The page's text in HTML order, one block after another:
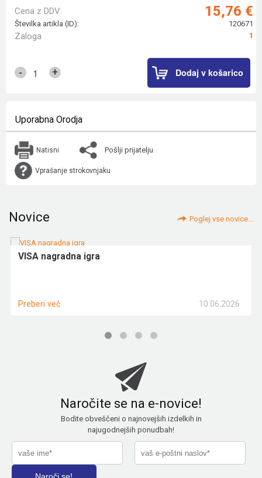
Cena z DDV: 15,76 €
Številka artikla (ID): 120671
Zaloga 1
- + Dodaj v košarico
Uporabna Orodja
Natisni Pošlji prijatelju
Vprašanje strokovnjaku
Novice Poglej vse novice...
VISA nagradna igra
10.06.2026
Preberi več
Naročite se na e-novice!
Bodite obveščeni o najnovejših izdelkih in
najugodnejših ponudbah!